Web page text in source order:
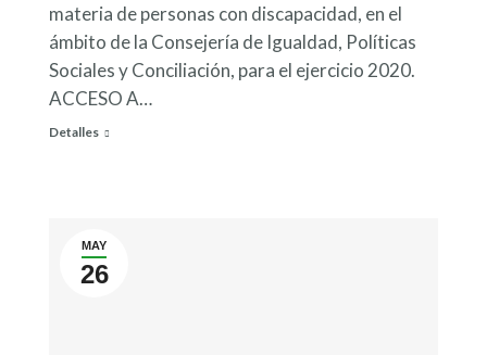
materia de personas con discapacidad, en el
ámbito de la Consejería de Igualdad, Políticas
Sociales y Conciliación, para el ejercicio 2020.
ACCESO A…
Detalles
MAY
26